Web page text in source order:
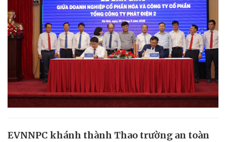
EVNNPC khánh thành Thao trường an toàn